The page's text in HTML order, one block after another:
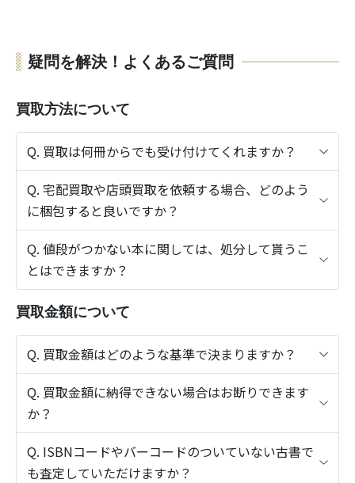
疑問を解決！よくあるご質問
買取方法について
Q. 買取は何冊からでも受け付けてくれますか？
Q. 宅配買取や店頭買取を依頼する場合、どのよう
に梱包すると良いですか？
Q. 値段がつかない本に関しては、処分して貰うこ
とはできますか？
買取金額について
Q. 買取金額はどのような基準で決まりますか？
Q. 買取金額に納得できない場合はお断りできます
か？
Q. ISBNコードやバーコードのついていない古書で
も査定していただけますか？